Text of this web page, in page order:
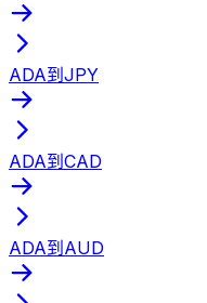
ADA到JPY
ADA到CAD
ADA到AUD